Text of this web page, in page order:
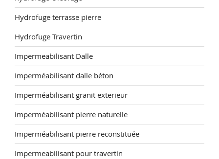
Hydrofuge terrasse pierre
Hydrofuge Travertin
Impermeabilisant Dalle
Imperméabilisant dalle béton
Imperméabilisant granit exterieur
imperméabilisant pierre naturelle
Imperméabilisant pierre reconstituée
Impermeabilisant pour travertin